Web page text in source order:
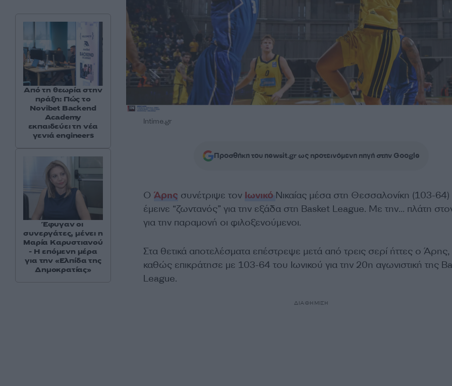
Intime.gr
Προσθήκη του newsit.gr ως προτεινόμενη πηγή στην Google
Ο Άρης συνέτριψε τον Ιωνικό Νικαίαςμέσα στη Θεσσαλονίκη (103-64)
έμεινε “ζωντανός” για την εξάδα στη Basket League. Με την… πλάτη
για την παραμονή οι φιλοξενούμενοι.
Στα θετικά αποτελέσματα επέστρεψε μετά από τρεις σερί ήττες ο Άρης,
καθώς επικράτησε με 103-64 του Ιωνικού για την 20η αγωνιστική της
League.
ΔΙΑΦΗΜΙΣΗ
Από τη θεωρία στην
πράξη: Πώς το
Novibet Backend
Academy
εκπαιδεύει τη νέα
γενιά engineers
Έφυγαν οι
συνεργάτες, μένει η
Μαρία Καρυστιανού
- Η επόμενη μέρα
για την «Ελπίδα της
Δημοκρατίας»